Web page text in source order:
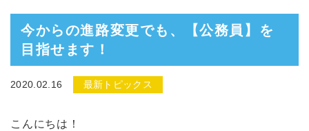
今からの進路変更でも、【公務員】を
目指せます！
2020.02.16 最新トピックス
こんにちは！